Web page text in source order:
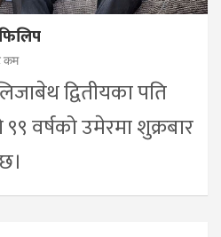
कम
द्वितीयका पति
वर्षको उमेरमा शुक्रबार